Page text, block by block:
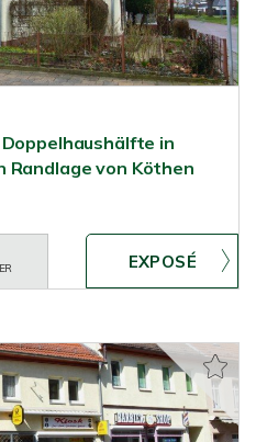
in
Randlage von Köthen